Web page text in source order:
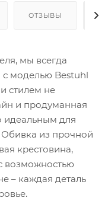
ОТЗЫВЫ
мы всегда
моделью Bestuhl
стилем не
и продуманная
идеальным для
Обивка из прочной
крестовина,
возможностью
– каждая деталь